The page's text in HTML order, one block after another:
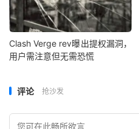
Clash Verge rev曝出提权漏洞，
用户需注意但无需恐慌
评论 抢沙发